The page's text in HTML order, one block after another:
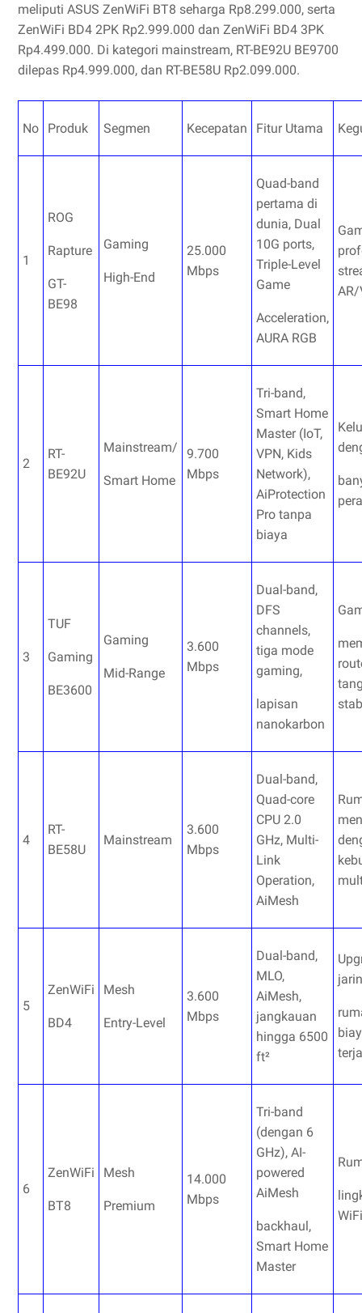
meliputi ASUS ZenWiFi BT8 seharga Rp8.299.000, serta
ZenWiFi BD4 2PK Rp2.999.000 dan ZenWiFi BD4 3PK
Rp4.499.000. Di kategori mainstream, RT-BE92U BE9700
dilepas Rp4.999.000, dan RT-BE58U Rp2.099.000.
No Produk Segmen Kecepatan Fitur Utama
1
ROG
Rapture
GT-
BE98
Gaming
High-End
25.000
Mbps
Quad-band
pertama di
dunia, Dual
10G ports,
Triple-Level
Game
Acceleration,
AURA RGB
AR/
2
RT-
BE92U
Mainstream/
Smart Home
9.700
Mbps
Tri-band,
Smart Home
Master (IoT,
VPN, Kids
Network),
AiProtection
Pro tanpa
biaya
3
TUF
Gaming
BE3600
Gaming
Mid-Range
3.600
Mbps
Dual-band,
DFS
channels,
tiga mode
gaming,
lapisan
nanokarbon
4
RT-
BE58U
Mainstream
3.600
Mbps
Dual-band,
Quad-core
CPU 2.0
GHz, Multi-
Link
Operation,
AiMesh
5
ZenWiFi
BD4
Mesh
Entry-Level
3.600
Mbps
Dual-band,
MLO,
AiMesh,
jangkauan
hingga 6500
ft²
6
ZenWiFi
BT8
Mesh
Premium
14.000
Mbps
Tri-band
(dengan 6
GHz), AI-
powered
AiMesh
backhaul,
Smart Home
Master